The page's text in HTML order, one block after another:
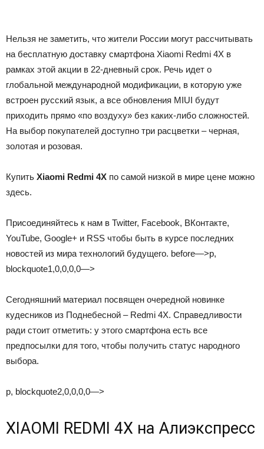
Нельзя не заметить, что жители России могут рассчитывать
на бесплатную доставку смартфона Xiaomi Redmi 4X в
рамках этой акции в 22-дневный срок. Речь идет о
глобальной международной модификации, в которую уже
встроен русский язык, а все обновления MIUI будут
приходить прямо «по воздуху» без каких-либо сложностей.
На выбор покупателей доступно три расцветки – черная,
золотая и розовая.
Купить Xiaomi Redmi 4X по самой низкой в мире цене можно
здесь.
Присоединяйтесь к нам в Twitter, Facebook, ВКонтакте,
YouTube, Google+ и RSS чтобы быть в курсе последних
новостей из мира технологий будущего. before—>p,
blockquote1,0,0,0,0—>
Сегодняшний материал посвящен очередной новинке
кудесников из Поднебесной – Redmi 4X. Справедливости
ради стоит отметить: у этого смартфона есть все
предпосылки для того, чтобы получить статус народного
выбора.
p, blockquote2,0,0,0,0—>
XIAOMI REDMI 4X на Алиэкспресс